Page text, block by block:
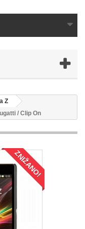
Z
/ Clip On
ZNIŽANO!